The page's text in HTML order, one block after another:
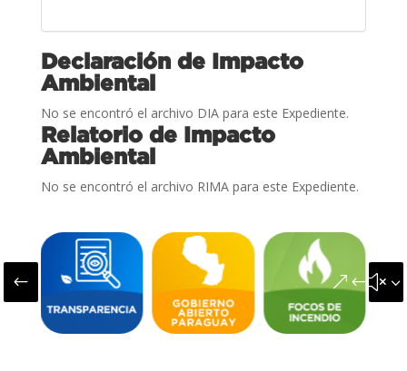
Declaración de Impacto
Ambiental
No se encontró el archivo DIA para este Expediente.
Relatorio de Impacto
Ambiental
No se encontró el archivo RIMA para este Expediente.
#